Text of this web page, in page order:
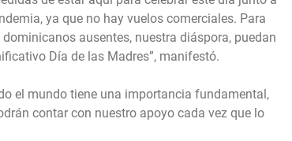
ya que no hay vuelos comerciales. Para
ausentes, nuestra diáspora, puedan
Día de las Madres”, manifestó.
el mundo tiene una importancia fundamental,
contar con nuestro apoyo cada vez que lo